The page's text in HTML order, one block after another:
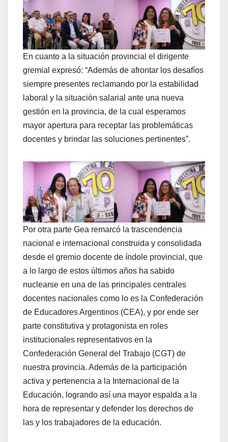
En cuanto a la situación provincial el dirigente
gremial expresó: “Además de afrontar los desafíos
siempre presentes reclamando por la estabilidad
laboral y la situación salarial ante una nueva
gestión en la provincia, de la cual esperamos
mayor apertura para receptar las problemáticas
docentes y brindar las soluciones pertinentes”.
Por otra parte Gea remarcó la trascendencia
nacional e internacional construida y consolidada
desde el gremio docente de índole provincial, que
a lo largo de estos últimos años ha sabido
nuclearse en una de las principales centrales
docentes nacionales como lo es la Confederación
de Educadores Argentinos (CEA), y por ende ser
parte constitutiva y protagonista en roles
institucionales representativos en la
Confederación General del Trabajo (CGT) de
nuestra provincia. Además de la participación
activa y pertenencia a la Internacional de la
Educación, logrando así una mayor espalda a la
hora de representar y defender los derechos de
las y los trabajadores de la educación.